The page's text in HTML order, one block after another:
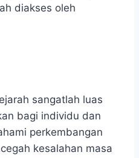
diakses oleh
sangatlah luas
bagi individu dan
perkembangan
kesalahan masa